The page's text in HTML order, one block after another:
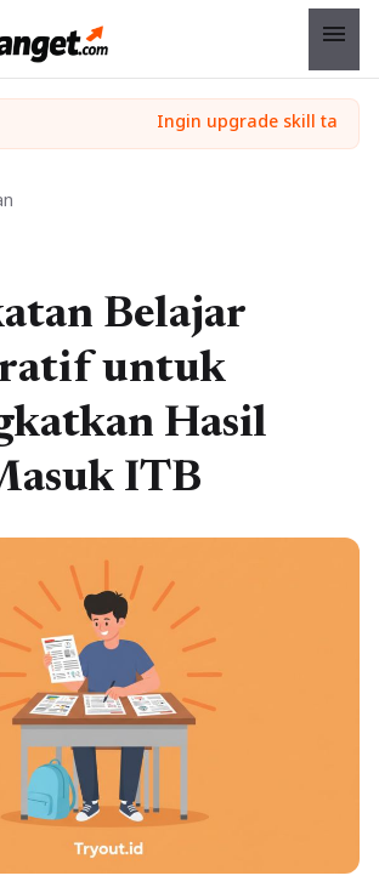
menu
Belajar
untuk
Hasil
ITB